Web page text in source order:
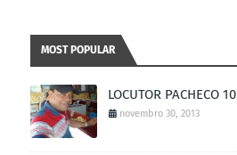
MOST POPULAR
LOCUTOR PACHECO 10
novembro 30, 2013